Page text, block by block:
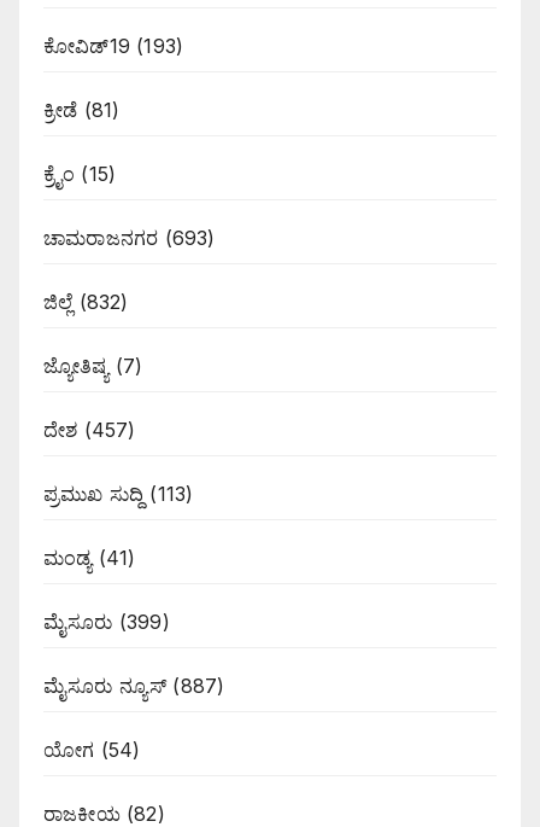
ಕೋವಿಡ್19 (193)
ಕ್ರೀಡೆ (81)
ಕ್ರೈಂ (15)
ಚಾಮರಾಜನಗರ (693)
ಜಿಲ್ಲೆ (832)
ಜ್ಯೋತಿಷ್ಯ (7)
ದೇಶ (457)
ಪ್ರಮುಖ ಸುದ್ದಿ (113)
ಮಂಡ್ಯ(41)
ಮೈಸೂರು (399)
ಮೈಸೂರು ನ್ಯೂಸ್(887)
ಯೋಗ (54)
ರಾಜಕೀಯ(82)